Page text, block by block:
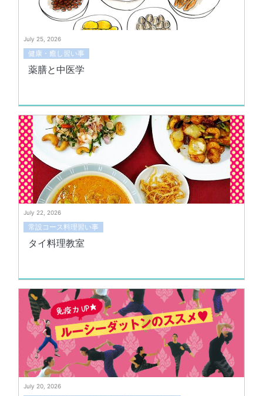
July 25, 2026
健康・癒し習い事
薬膳と中医学
July 22, 2026
常設コース料理習い事
タイ料理教室
July 20, 2026